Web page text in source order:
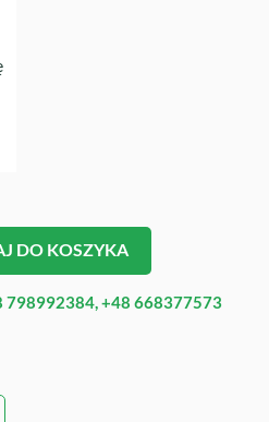
DO KOSZYKA
798992384, +48 668377573